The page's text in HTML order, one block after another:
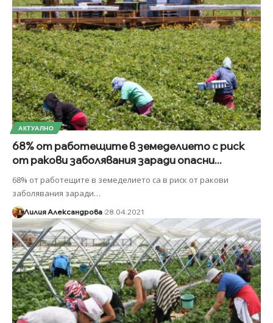
АКТУАЛНО
68% от работещите в земеделието с риск
от ракови заболявания заради опасни...
68% от работещите в земеделието са в риск от ракови
заболявания заради…
Лилия Александрова 28.04.2021